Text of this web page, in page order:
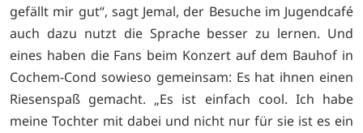
gefällt mir gut“, sagt Jemal, der Besuche im Jugendcafé
auch dazu nutzt die Sprache besser zu lernen. Und
eines haben die Fans beim Konzert auf dem Bauhof in
Cochem-Cond sowieso gemeinsam: Es hat ihnen einen
Riesenspaß gemacht. „Es ist einfach cool. Ich habe
meine Tochter mit dabei und nicht nur für sie ist es ein